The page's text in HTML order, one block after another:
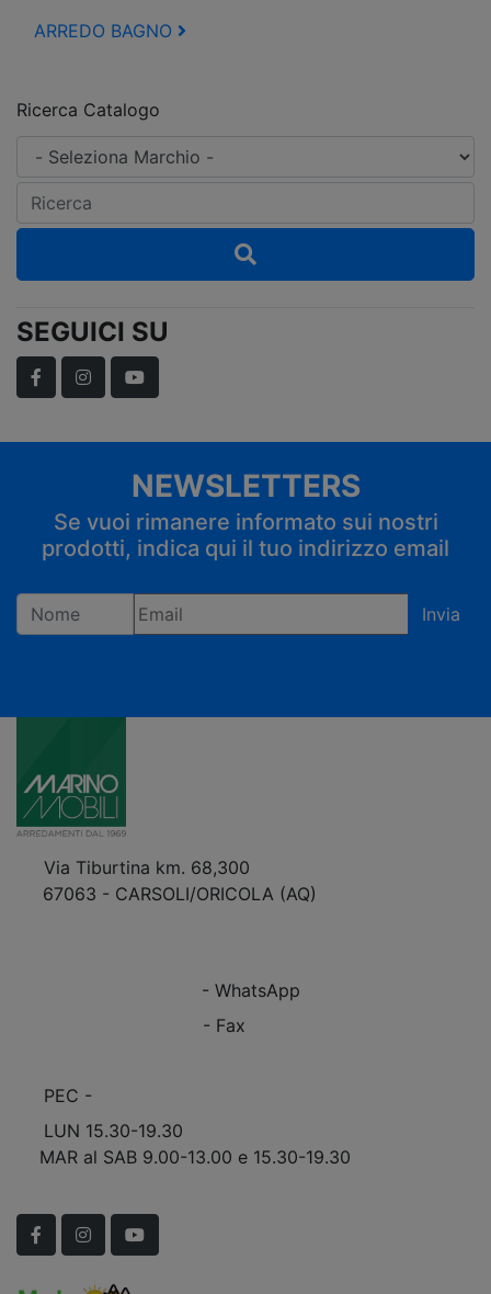
ARREDO BAGNO
Ricerca Catalogo
SEGUICI SU
FacebookInstagramYouTube
NEWSLETTERS
Se vuoi rimanere informato sui nostri
prodotti, indica qui il tuo indirizzo email
Invia
Via Tiburtina km. 68,300
67063 - CARSOLI/ORICOLA (AQ)
- WhatsApp
- Fax
PEC -
LUN 15.30-19.30
MAR al SAB 9.00-13.00 e 15.30-19.30
FacebookInstagramYouTube